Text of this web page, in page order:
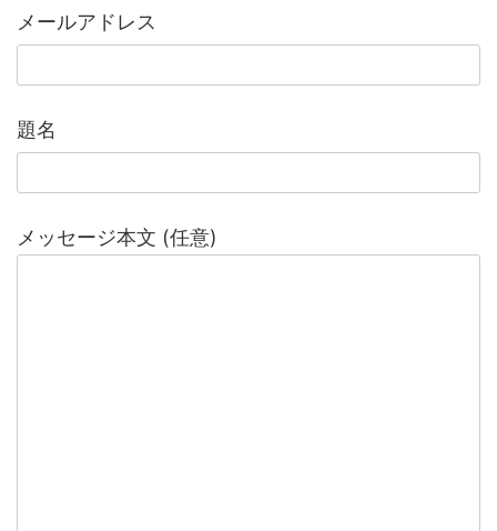
メールアドレス
題名
メッセージ本文 (任意)